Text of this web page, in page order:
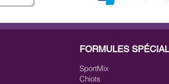
FORMULES
SportMix
Chiots